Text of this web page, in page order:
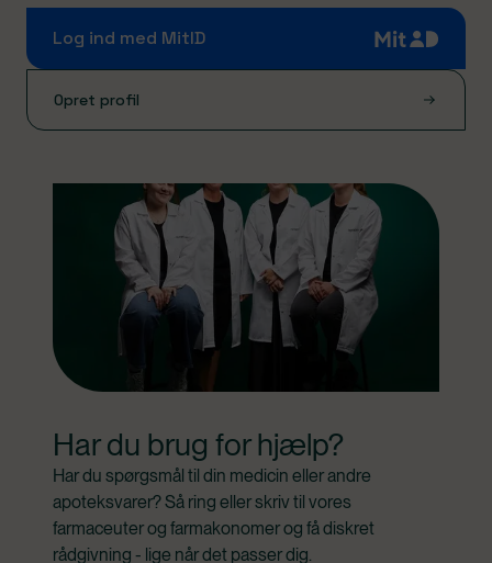
Log ind med MitID
Opret profil
Har du brug for hjælp?
Har du spørgsmål til din medicin eller andre
apoteksvarer? Så ring eller skriv til vores
farmaceuter og farmakonomer og få diskret
rådgivning - lige når det passer dig.